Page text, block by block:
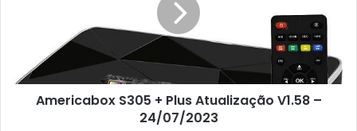
Americabox S305 + Plus Atualização V1.58 –
24/07/2023